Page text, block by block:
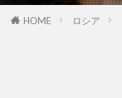
HOME ロシア